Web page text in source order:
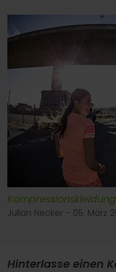
Julian Necker - 05. März
Hinterlasse einen